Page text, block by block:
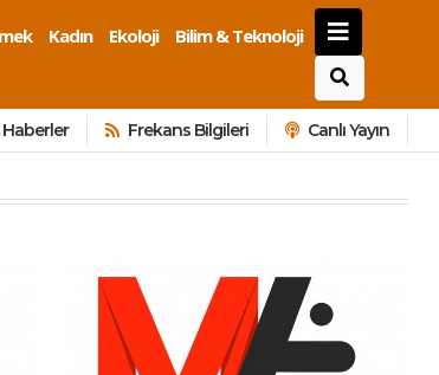
Kadın Ekoloji
Bilim & Teknoloji
Frekans Bilgileri Canlı Yayın